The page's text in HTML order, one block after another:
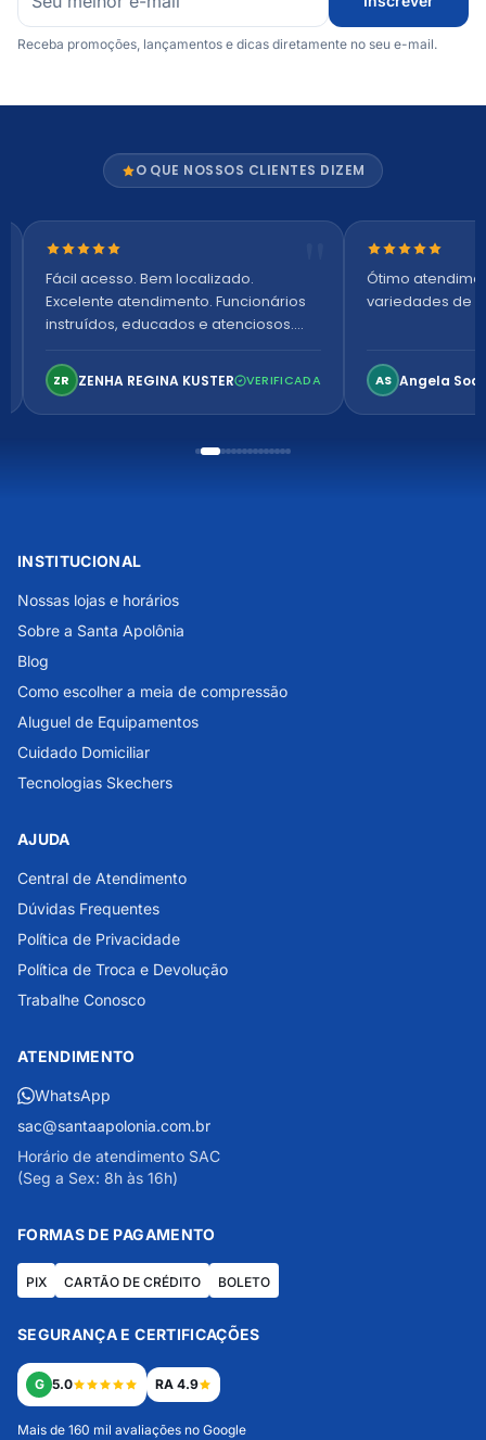
Receba promoções, lançamentos e dicas diretamente no seu e-mail.
O QUE NOSSOS CLIENTES DIZEM
Nota 5 de 5 estrelas
Fácil acesso. Bem localizado.
Excelente atendimento. Funcionários
instruídos, educados e atenciosos.
confortável. Perfeito!
ZR ZENHA REGINA KUSTER VERIFICADA
Nota 5 de 5
Ótimo
variedades de
AS Angela
INSTITUCIONAL
Nossas lojas e horários
Sobre a Santa Apolônia
Blog
Como escolher a meia de compressão
Aluguel de Equipamentos
Cuidado Domiciliar
Tecnologias Skechers
AJUDA
Central de Atendimento
Dúvidas Frequentes
Política de Privacidade
Política de Troca e Devolução
Trabalhe Conosco
ATENDIMENTO
WhatsApp
sac@santaapolonia.com.br
Horário de atendimento SAC
(Seg a Sex: 8h às 16h)
FORMAS DE PAGAMENTO
PIX CARTÃO DE CRÉDITO BOLETO
SEGURANÇA E CERTIFICAÇÕES
G 5.0 RA 4.9
Mais de 160 mil avaliações no Google